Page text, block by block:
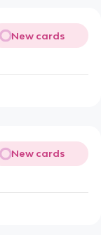
New cards
New cards